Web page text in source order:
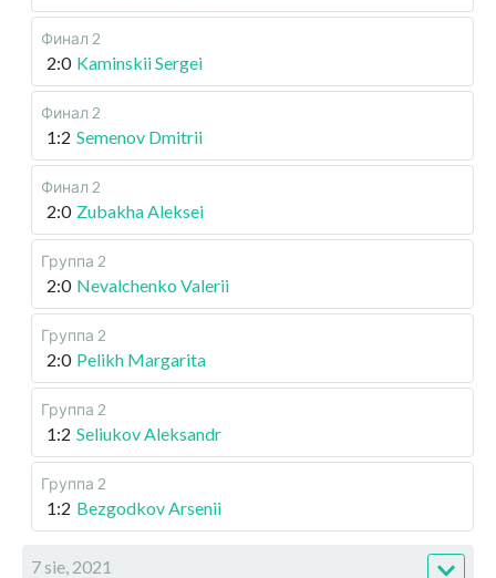
Финал 2
2:0 Kaminskii Sergei
Финал 2
1:2 Semenov Dmitrii
Финал 2
2:0 Zubakha Aleksei
Группа 2
2:0 Nevalchenko Valerii
Группа 2
2:0 Pelikh Margarita
Группа 2
1:2 Seliukov Aleksandr
Группа 2
1:2 Bezgodkov Arsenii
7 sie, 2021